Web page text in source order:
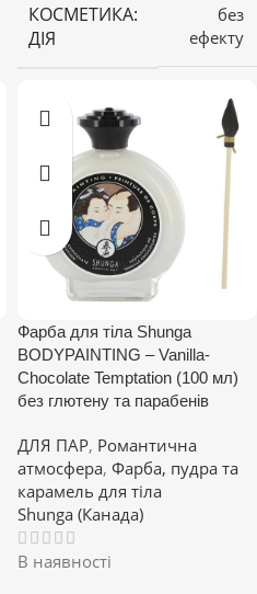
КОСМЕТИКА:
ДІЯ
без
ефекту
Фарба для тіла Shunga
BODYPAINTING – Vanilla-
Chocolate Temptation (100 мл)
без глютену та парабенів
ДЛЯ ПАР, Романтична
атмосфера, Фарба, пудра та
карамель для тіла
Shunga (Канада)
В наявності